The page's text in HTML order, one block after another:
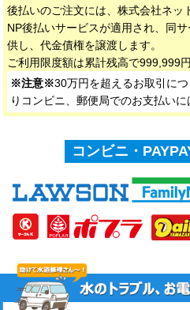
後払いのご注文には、株式会社ネッ
NP後払いサービスが適用され、同
供し、代金債権を譲渡します。
ご利用限度額は累計残高で999,999
※注意※30万円を超えるお取引に
りコンビニ、郵便局でのお支払いに
コンビニ・